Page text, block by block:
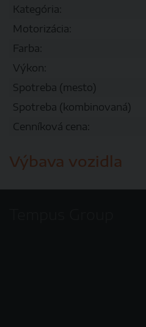
Kategória:
Motorizácia:
Farba:
Výkon:
Spotreba (mesto)
Spotreba (kombinovaná)
Cenníková cena:
Výbava vozidla